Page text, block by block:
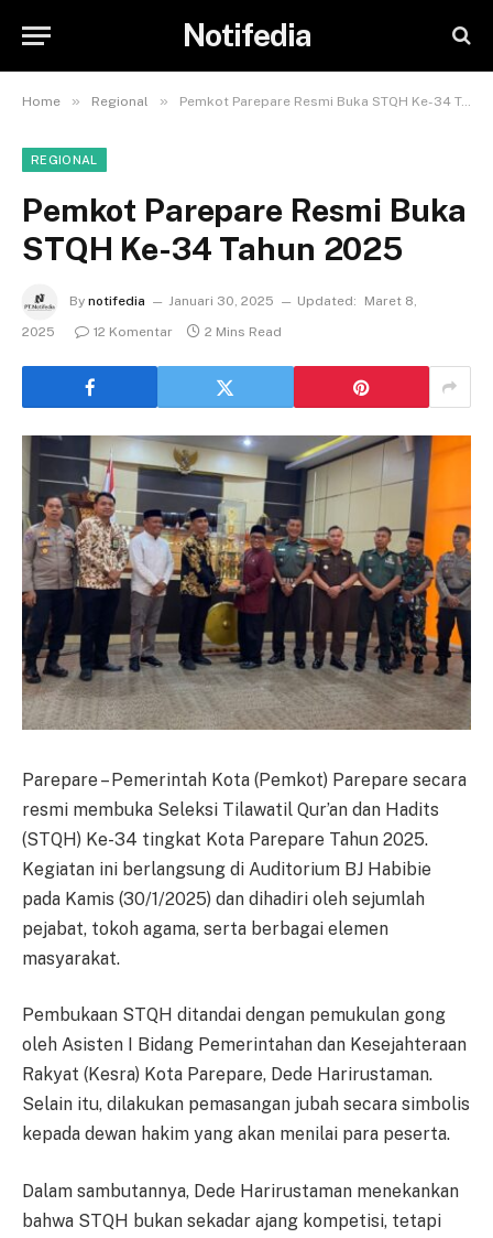
Notifedia
Home » Regional » Pemkot Parepare Resmi Buka STQH Ke-34 Tahun 2025
REGIONAL
Pemkot Parepare Resmi Buka
STQH Ke-34 Tahun 2025
By notifedia Januari 30, 2025 Updated:
Maret 8,
2025
12 Komentar 2 Mins Read
Parepare – Pemerintah Kota (Pemkot) Parepare secara
resmi membuka Seleksi Tilawatil Qur’an dan Hadits
(STQH) Ke-34 tingkat Kota Parepare Tahun 2025.
Kegiatan ini berlangsung di Auditorium BJ Habibie
pada Kamis (30/1/2025) dan dihadiri oleh sejumlah
pejabat, tokoh agama, serta berbagai elemen
masyarakat.
Pembukaan STQH ditandai dengan pemukulan gong
oleh Asisten I Bidang Pemerintahan dan Kesejahteraan
Rakyat (Kesra) Kota Parepare, Dede Harirustaman.
Selain itu, dilakukan pemasangan jubah secara simbolis
kepada dewan hakim yang akan menilai para peserta.
Dalam sambutannya, Dede Harirustaman menekankan
bahwa STQH bukan sekadar ajang kompetisi, tetapi